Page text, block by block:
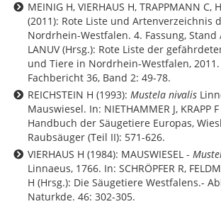
MEINIG H, VIERHAUS H, TRAPPMANN C,
(2011): Rote Liste und Artenverzeichnis
Nordrhein-Westfalen. 4. Fassung, Stand
LANUV (Hrsg.): Rote Liste der
und Tiere in Nordrhein-Westfalen, 2011.
Fachbericht 36, Band 2: 49-78.
REICHSTEIN H (1993): Mustela nivalis
Mauswiesel. In: NIETHAMMER J, KRAPP
Handbuch der Säugetiere Europas,
Raubsäuger (Teil II): 571-626.
VIERHAUS H (1984): MAUSWIESEL -
Linnaeus, 1766. In: SCHRÖPFER R,
H (Hrsg.): Die Säugetiere Westfalens.-
Naturkde. 46: 302-305.